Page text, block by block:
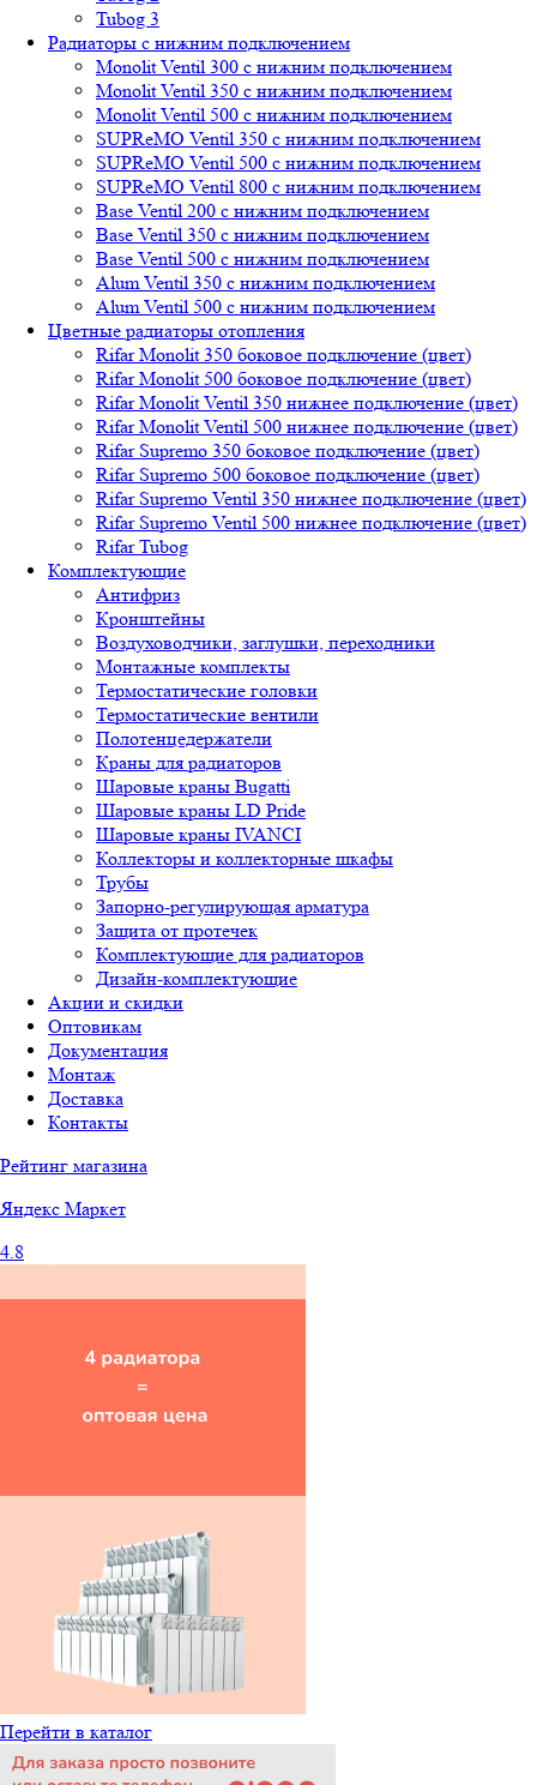
Tubog 3
Радиаторы с нижним подключением
Monolit Ventil 300 с нижним подключением
Monolit Ventil 350 с нижним подключением
Monolit Ventil 500 с нижним подключением
SUPReMO Ventil 350 с нижним подключением
SUPReMO Ventil 500 с нижним подключением
SUPReMO Ventil 800 с нижним подключением
Base Ventil 200 с нижним подключением
Base Ventil 350 с нижним подключением
Base Ventil 500 с нижним подключением
Alum Ventil 350 с нижним подключением
Alum Ventil 500 с нижним подключением
Цветные радиаторы отопления
Rifar Monolit 350 боковое подключение (цвет)
Rifar Monolit 500 боковое подключение (цвет)
Rifar Monolit Ventil 350 нижнее подключение (цвет)
Rifar Monolit Ventil 500 нижнее подключение (цвет)
Rifar Supremo 350 боковое подключение (цвет)
Rifar Supremo 500 боковое подключение (цвет)
Rifar Supremo Ventil 350 нижнее подключение (цвет)
Rifar Supremo Ventil 500 нижнее подключение (цвет)
Rifar Tubog
Комплектующие
Антифриз
Кронштейны
Воздуховодчики, заглушки, переходники
Монтажные комплекты
Термостатические головки
Термостатические вентили
Полотенцедержатели
Краны для радиаторов
Шаровые краны Bugatti
Шаровые краны LD Pride
Шаровые краны IVANCI
Коллекторы и коллекторные шкафы
Трубы
Запорно-регулирующая арматура
Защита от протечек
Комплектующие для радиаторов
Дизайн-комплектующие
Акции и скидки
Оптовикам
Документация
Монтаж
Доставка
Контакты
Рейтинг магазина
Яндекс Маркет
4.8
Перейти в каталог